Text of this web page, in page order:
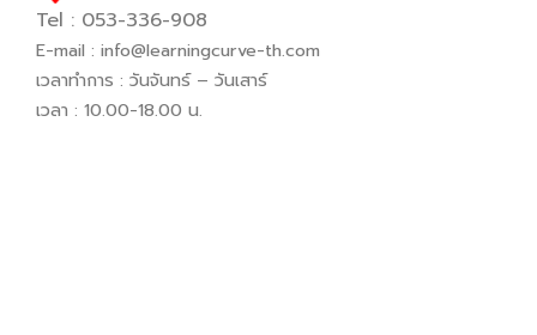
Tel : 053-336-908
E-mail : info@learningcurve-th.com
เวลาทำการ : วันจันทร์ – วันเสาร์
เวลา : 10.00-18.00 น.